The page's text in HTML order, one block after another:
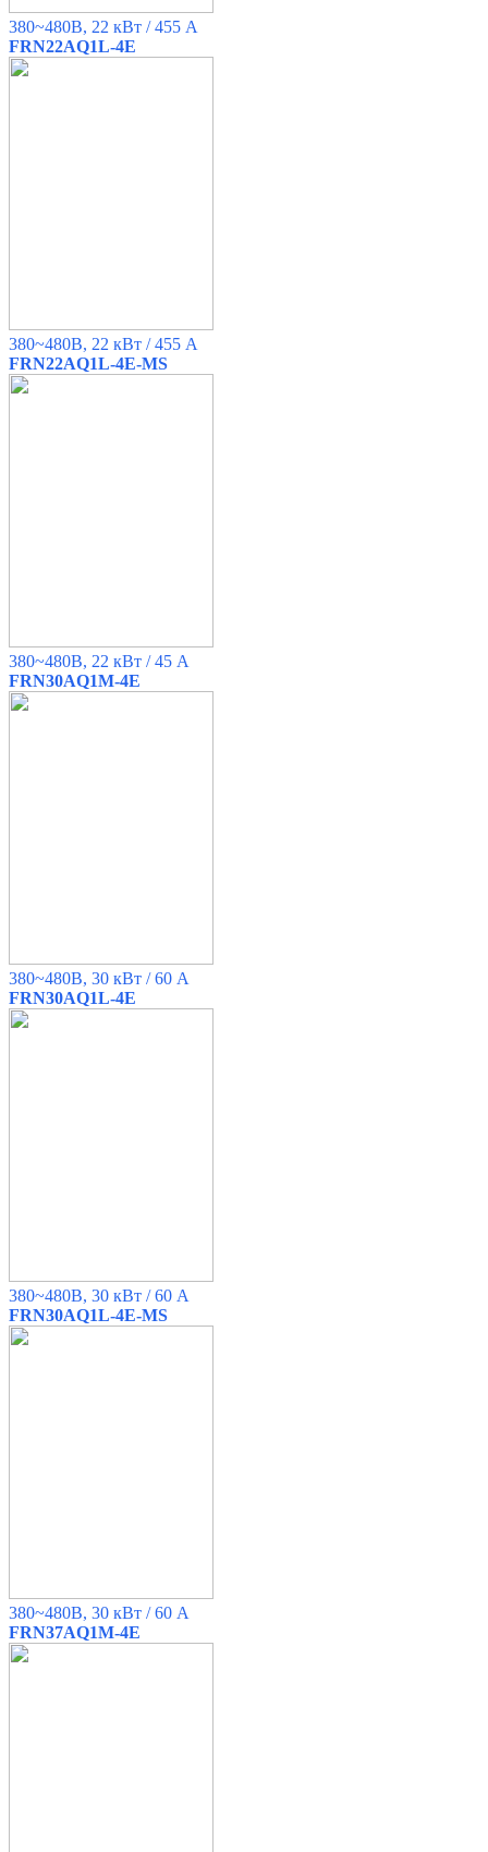
380~480B, 22 кВт / 455 A
FRN22AQ1L-4E
380~480B, 22 кВт / 455 A
FRN22AQ1L-4E-MS
380~480B, 22 кВт / 45 A
FRN30AQ1M-4E
380~480B, 30 кВт / 60 A
FRN30AQ1L-4E
380~480B, 30 кВт / 60 A
FRN30AQ1L-4E-MS
380~480B, 30 кВт / 60 A
FRN37AQ1M-4E